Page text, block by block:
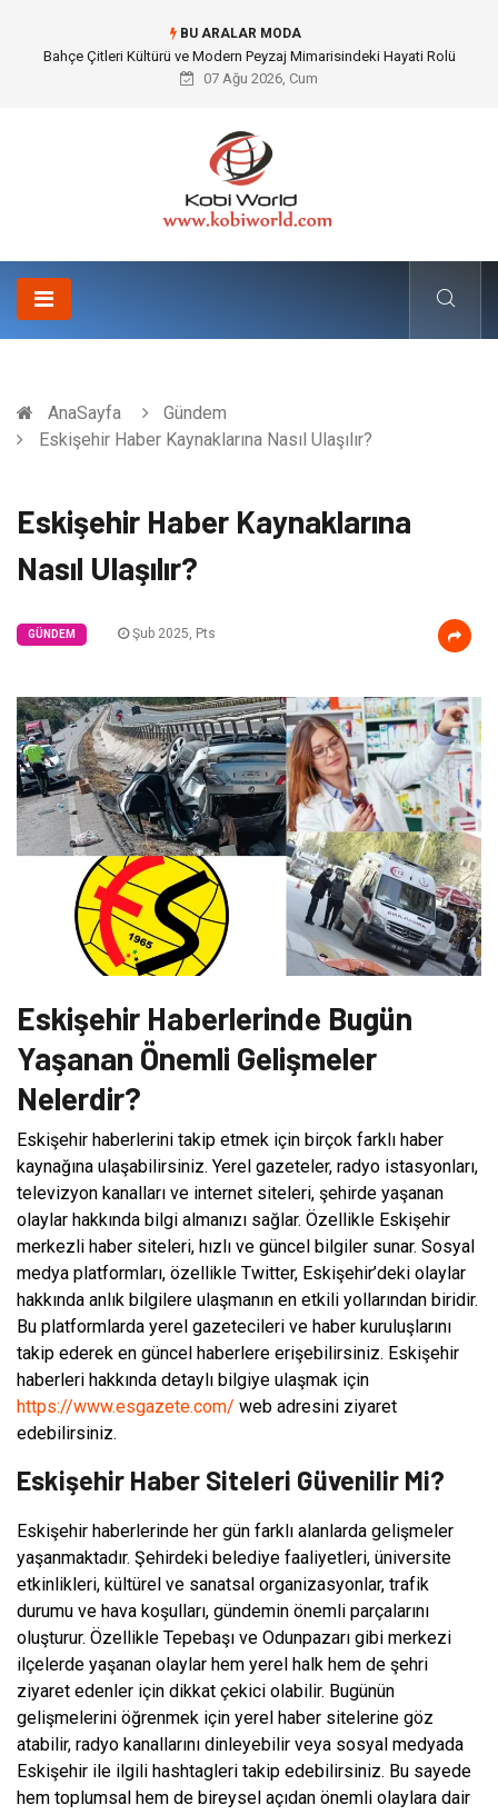
BU ARALAR MODA
Komple Tır Taşımacılığı İle Kesintisiz ve Güvenli Lojistik Çözümleri
07 Ağu 2026, Cum
AnaSayfa
Gündem
Eskişehir Haber Kaynaklarına Nasıl Ulaşılır?
Eskişehir Haber Kaynaklarına
Nasıl Ulaşılır?
GÜNDEM Şub 2025, Pts
Eskişehir Haberlerinde Bugün
Yaşanan Önemli Gelişmeler
Nelerdir?
Eskişehir haberlerini takip etmek için birçok farklı haber
kaynağına ulaşabilirsiniz. Yerel gazeteler, radyo istasyonları,
televizyon kanalları ve internet siteleri, şehirde yaşanan
olaylar hakkında bilgi almanızı sağlar. Özellikle Eskişehir
merkezli haber siteleri, hızlı ve güncel bilgiler sunar. Sosyal
medya platformları, özellikle Twitter, Eskişehir’deki olaylar
hakkında anlık bilgilere ulaşmanın en etkili yollarından biridir.
Bu platformlarda yerel gazetecileri ve haber kuruluşlarını
takip ederek en güncel haberlere erişebilirsiniz. Eskişehir
haberleri hakkında detaylı bilgiye ulaşmak için
https://www.esgazete.com/ web adresini ziyaret
edebilirsiniz.
Eskişehir Haber Siteleri Güvenilir Mi?
Eskişehir haberlerinde her gün farklı alanlarda gelişmeler
yaşanmaktadır. Şehirdeki belediye faaliyetleri, üniversite
etkinlikleri, kültürel ve sanatsal organizasyonlar, trafik
durumu ve hava koşulları, gündemin önemli parçalarını
oluşturur. Özellikle Tepebaşı ve Odunpazarı gibi merkezi
ilçelerde yaşanan olaylar hem yerel halk hem de şehri
ziyaret edenler için dikkat çekici olabilir. Bugünün
gelişmelerini öğrenmek için yerel haber sitelerine göz
atabilir, radyo kanallarını dinleyebilir veya sosyal medyada
Eskişehir ile ilgili hashtagleri takip edebilirsiniz. Bu sayede
hem toplumsal hem de bireysel açıdan önemli olaylara dair